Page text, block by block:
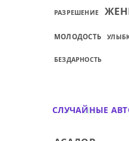
РАЗРЕШЕНИЕ
МОЛОДОСТЬ
БЕЗДАРНОСТЬ
СЛУЧАЙНЫЕ